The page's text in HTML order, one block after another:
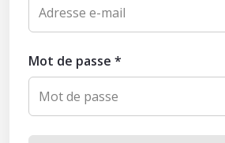
Mot de passe *